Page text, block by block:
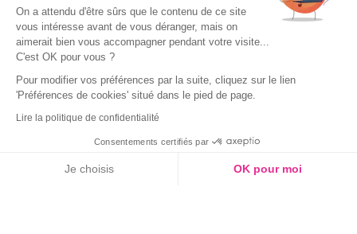
Du lundi au jeudi de 8h30 à 16h30 & le
vendredi de 8h30 à 15h30
On a attendu d'être sûrs que le contenu de ce site
vous intéresse avant de vous déranger, mais on
aimerait bien vous accompagner pendant votre visite...
C'est OK pour vous ?
Pour modifier vos préférences par la suite, cliquez sur le lien
'Préférences de cookies' situé dans le pied de page.
Lire la politique de confidentialité
Consentements certifiés par
Je choisis OK pour moi